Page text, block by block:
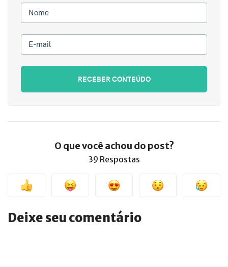
Nome
E-mail
RECEBER CONTEÚDO
O que você achou do post?
39 Respostas
Deixe seu comentário